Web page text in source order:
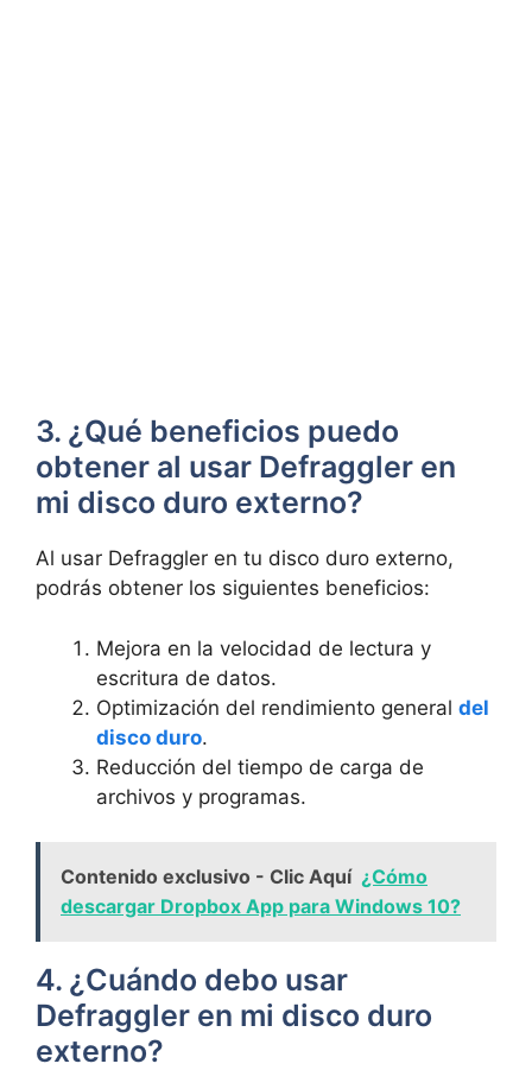
3. ¿Qué beneficios puedo
obtener al usar Defraggler en
mi disco duro externo?
Al usar Defraggler en tu disco duro externo,
podrás obtener los siguientes beneficios:
Mejora en la velocidad de lectura y
escritura de datos.
Optimización del rendimiento general del
disco duro.
Reducción del tiempo de carga de
archivos y programas.
Contenido exclusivo - Clic Aquí ¿Cómo
descargar Dropbox App para Windows 10?
4. ¿Cuándo debo usar
Defraggler en mi disco duro
externo?